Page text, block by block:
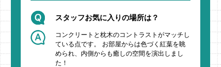
スタッフお気に入りの場所は？
コンクリートと枕木のコントラストがマッチし
ている点です。 お部屋からは色づく紅葉を眺
められ、内側からも癒しの空間を演出しまし
た！